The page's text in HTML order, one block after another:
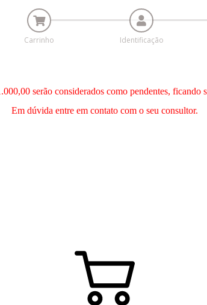
Carrinho Identificação
serão considerados como pendentes, ficando
Em dúvida entre em contato com o seu consultor.